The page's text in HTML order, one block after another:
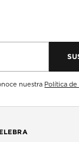
nuestra Política de